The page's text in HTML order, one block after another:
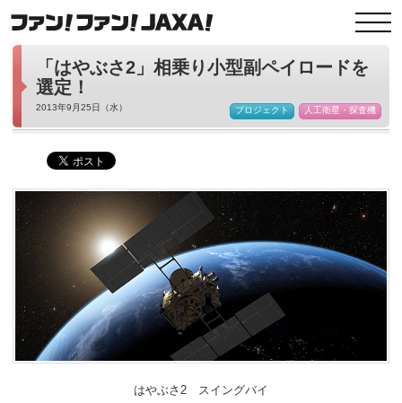
「はやぶさ2」相乗り小型副ペイロードを
選定！
2013年9月25日（水） プロジェクト 人工衛星・探査機
はやぶさ2 スイングバイ